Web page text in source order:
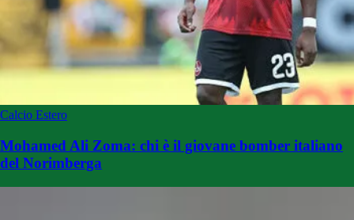
Calcio Estero
Mohamed Ali Zoma: chi è il giovane bomber italiano
del Norimberga